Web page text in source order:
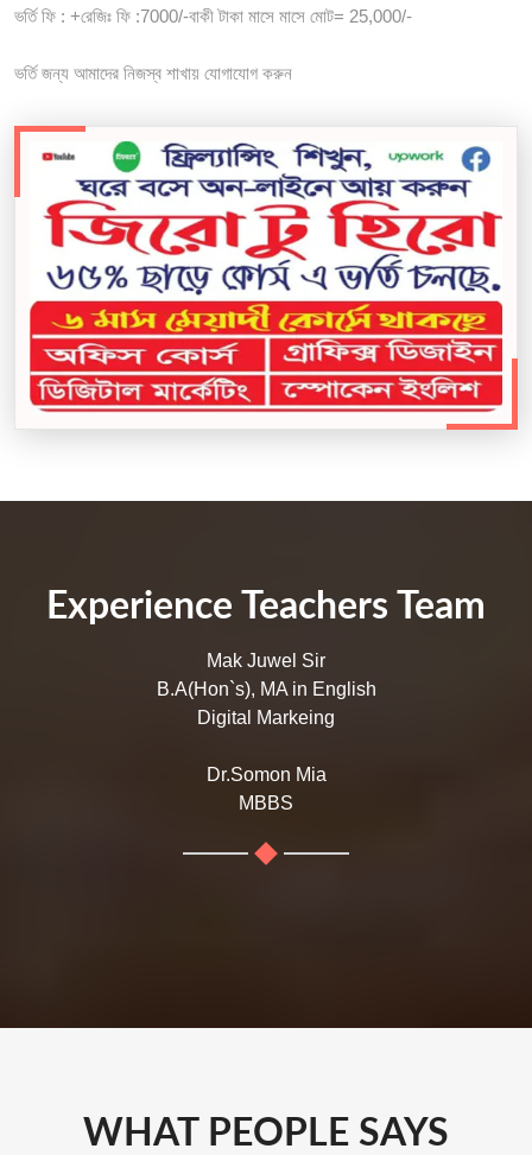
ভর্তি ফি : +রেজিঃ ফি :7000/-বাকী টাকা মাসে মাসে মোট= 25,000/-
ভর্তি জন্য আমাদের নিজস্ব শাখায় যোগাযোগ করুন
Experience Teachers Team
Mak Juwel Sir
B.A(Hon`s), MA in English
Digital Markeing
Dr.Somon Mia
MBBS
WHAT PEOPLE SAYS